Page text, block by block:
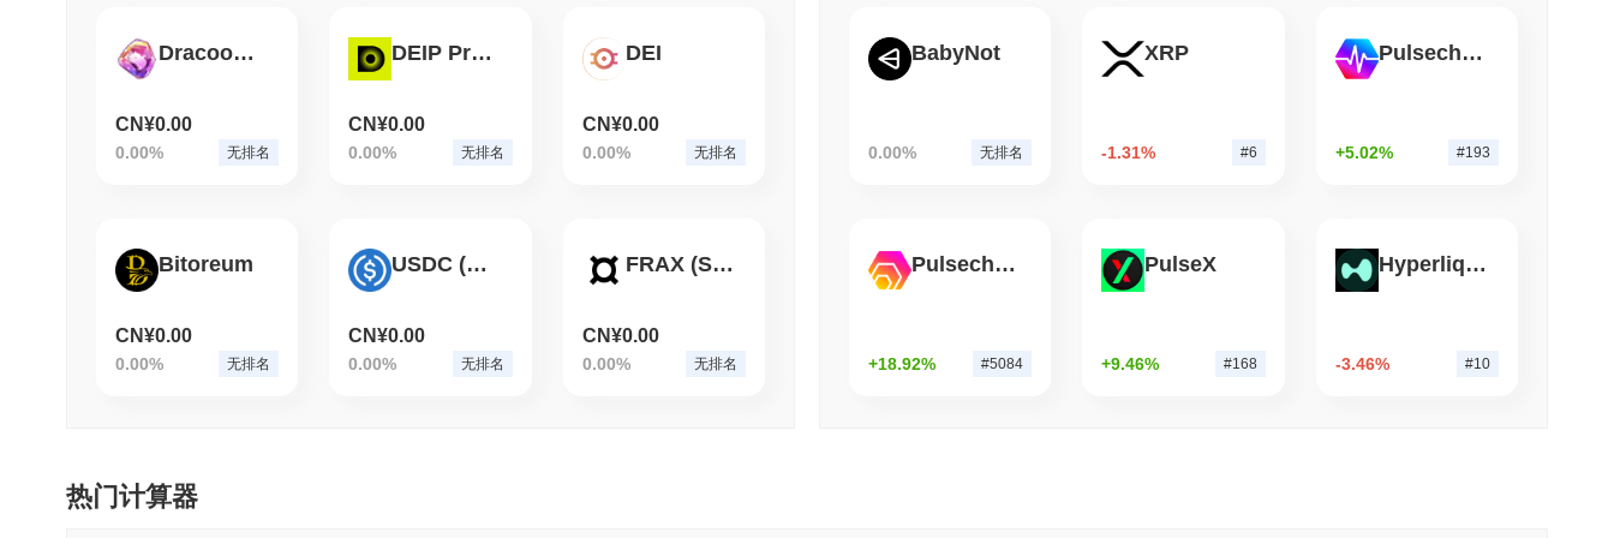
BITCOIN HACKERS
Boltz 在 AI 攻击者超越其团队后关闭了自己的比特币桥接
DracooMaster
CN¥0.00
0.00% 无排名
DEIP Protocol
CN¥0.00
0.00% 无排名
DEI
CN¥0.00
0.00% 无排名
Bitoreum
CN¥0.00
0.00% 无排名
USDC (Solidly)
CN¥0.00
0.00% 无排名
FRAX (Solidly)
CN¥0.00
0.00% 无排名
BabyNot
0.00% 无排名
XRP
-1.31% #6
Pulsechain
+5.02% #193
Pulsechain Bridged HEX (Pulsechain)
+18.92% #5084
PulseX
+9.46% #168
Hyperliquid
-3.46% #10
热门计算器